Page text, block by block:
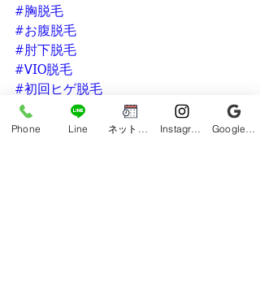
#胸脱毛
#お腹脱毛
#肘下脱毛
#VIO脱毛
#初回ヒゲ脱毛
#沖縄県メンズ脱毛
#メンズ脱毛
Phone Line